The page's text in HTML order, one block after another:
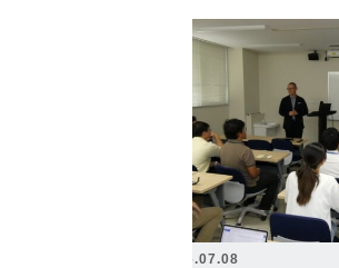
2026.07.08